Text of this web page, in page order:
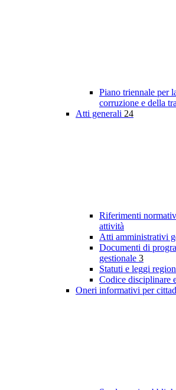
Piano triennale per
corruzione e della
Atti generali 24
Riferimenti
attività
Atti amministrativi
Documenti di
gestionale 3
Statuti e leggi
Codice disciplinare
Oneri informativi per